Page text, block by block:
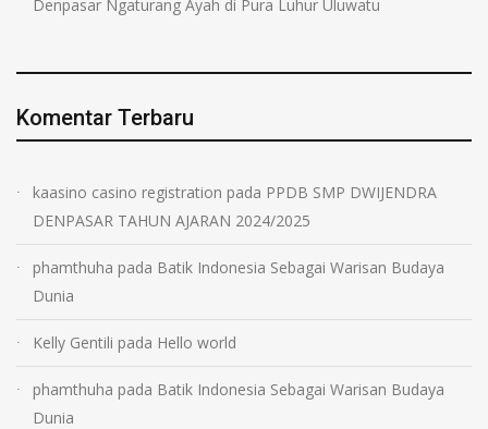
Denpasar Ngaturang Ayah di Pura Luhur Uluwatu
Komentar Terbaru
kaasino casino registration pada PPDB SMP DWIJENDRA
DENPASAR TAHUN AJARAN 2024/2025
phamthuha pada Batik Indonesia Sebagai Warisan Budaya
Dunia
Kelly Gentili pada Hello world
phamthuha pada Batik Indonesia Sebagai Warisan Budaya
Dunia